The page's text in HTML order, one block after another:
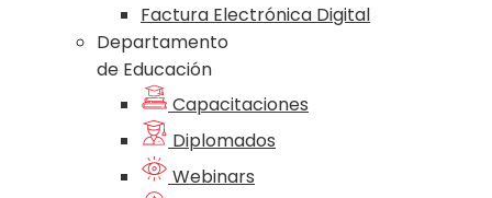
Factura Electrónica Digital
Departamento
de Educación
Capacitaciones
Diplomados
Webinars